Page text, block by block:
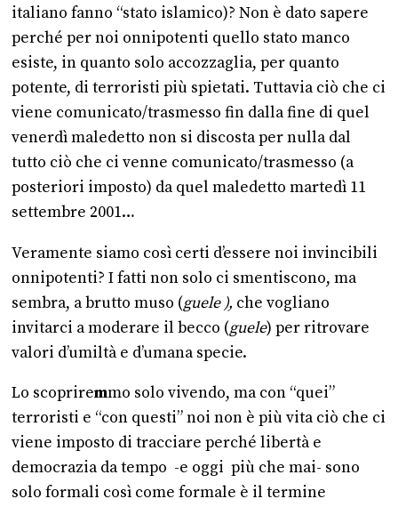
italiano fanno “stato islamico)? Non è dato sapere
perché per noi onnipotenti quello stato manco
esiste, in quanto solo accozzaglia, per quanto
potente, di terroristi più spietati. Tuttavia ciò che ci
viene comunicato/trasmesso fin dalla fine di quel
venerdì maledetto non si discosta per nulla dal
tutto ciò che ci venne comunicato/trasmesso (a
posteriori imposto) da quel maledetto martedì 11
settembre 2001…
Veramente siamo così certi d’essere noi invincibili
onnipotenti? I fatti non solo ci smentiscono, ma
sembra, a brutto muso (guele ), che vogliano
invitarci a moderare il becco (guele) per ritrovare
valori d’umiltà e d’umana specie.
Lo scopriremmo solo vivendo, ma con “quei”
terroristi e “con questi” noi non è più vita ciò che ci
viene imposto di tracciare perché libertà e
democrazia da tempo -e oggi più che mai- sono
solo formali così come formale è il termine